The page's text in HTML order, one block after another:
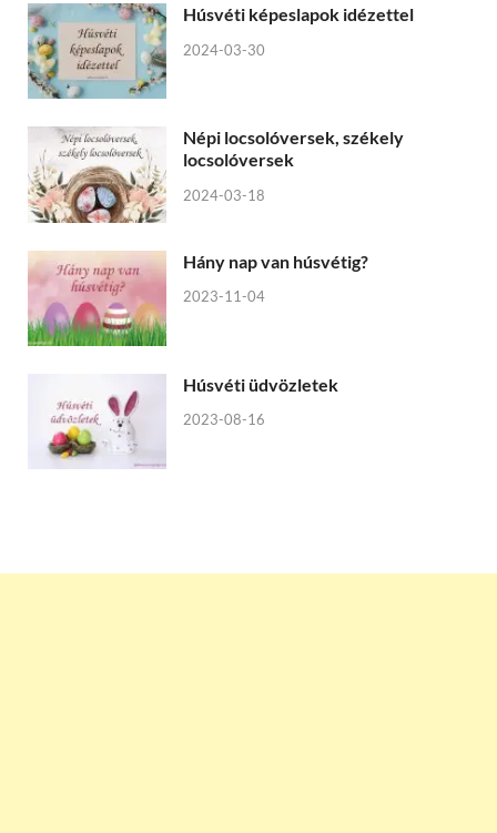
Húsvéti képeslapok idézettel
2024-03-30
Népi locsolóversek, székely
locsolóversek
2024-03-18
Hány nap van húsvétig?
2023-11-04
Húsvéti üdvözletek
2023-08-16